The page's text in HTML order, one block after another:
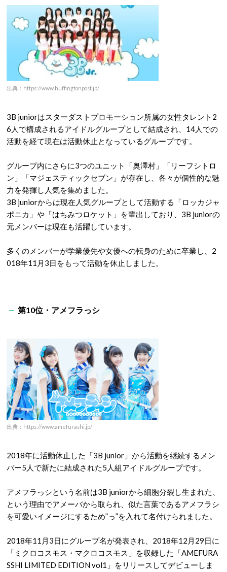
出典：https://www.huffingtonpost.jp/
3B juniorはスターダストプロモーション所属の女性タレント2
6人で構成されるアイドルグループとして結成され、14人での
活動を経て現在は活動休止となっているグループです。
グループ内にさらに3つのユニット「奥澤村」「リーフシトロ
ン」「マジェスティックセブン」が存在し、各々が個性的な魅
力を発揮し人気を集めました。
3B juniorからは現在人気グループとして活動する「ロッカジャ
ポニカ」や「はちみつロケット」を輩出しており、3B juniorの
元メンバーは現在も活躍しています。
多くのメンバーが学業優先や女優への転身のために卒業し、2
018年11月3日をもって活動を休止しました。
第10位・アメフラっシ
出典：https://www.amefurashi.jp/
2018年に活動休止した「3B junior」から活動を継続するメン
バー5人で新たに結成された5人組アイドルグループです。
アメフラっシという名前は3B juniorから細胞分裂し生まれた、
という理由でアメーバから取られ、似た言葉であるアメフラシ
を可愛いイメージにするため”っ”を入れて名付けられました。
2018年11月3日にグループ名が発表され、2018年12月29日に
「ミクロコスモス・マクロコスモス」を収録した「AMEFURA
SSHI LIMITED EDITION vol1」をリリースしてデビューしま